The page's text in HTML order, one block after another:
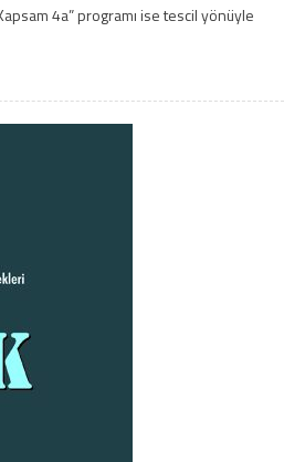
4a” programı ise tescil yönüyle